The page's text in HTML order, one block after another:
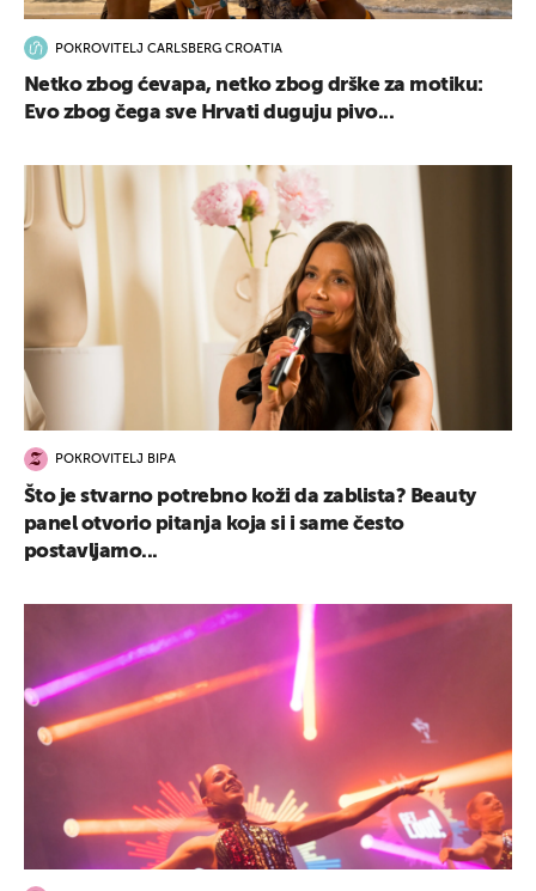
POKROVITELJ CARLSBERG CROATIA
Netko zbog ćevapa, netko zbog drške za motiku:
Evo zbog čega sve Hrvati duguju pivo...
POKROVITELJ BIPA
Što je stvarno potrebno koži da zablista? Beauty
panel otvorio pitanja koja si i same često
postavljamo...